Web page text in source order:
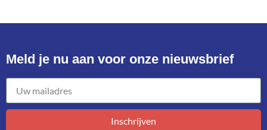
Meld je nu aan voor onze nieuwsbrief​
Inschrijven